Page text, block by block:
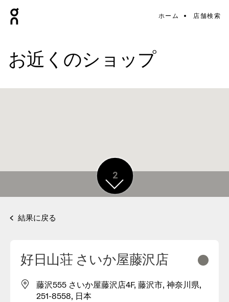
ホーム 店舗検索
お近くのショップ
2
2
結果に戻る
好日山荘 さいか屋藤沢店
藤沢555 さいか屋藤沢店4F, 藤沢市, 神奈川県,
251-8558, 日本